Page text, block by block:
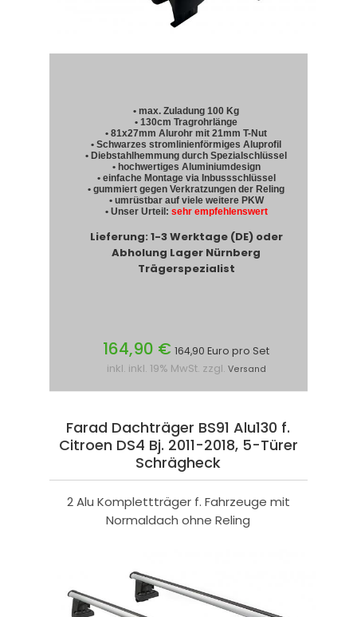
• max. Zuladung 100 Kg
• 130cm Tragrohrlänge
• 81x27mm Alurohr mit 21mm T-Nut
• Schwarzes stromlinienförmiges Aluprofil
• Diebstahlhemmung durch Spezialschlüssel
• hochwertiges Aluminiumdesign
• einfache Montage via Inbussschlüssel
• gummiert gegen Verkratzungen der Reling
• umrüstbar auf viele weitere PKW
• Unser Urteil: sehr empfehlenswert
Lieferung: 1-3 Werktage (DE) oder
Abholung Lager Nürnberg
Trägerspezialist
164,90 € 164,90 Euro pro Set
inkl. inkl. 19% MwSt. zzgl. Versand
Farad Dachträger BS91 Alu130 f.
Citroen DS4 Bj. 2011-2018, 5-Türer
Schrägheck
2 Alu Komplettträger f. Fahrzeuge mit
Normaldach ohne Reling